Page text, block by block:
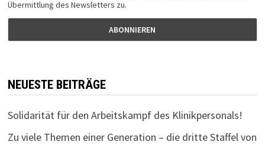
Übermittlung des Newsletters zu.
NEUESTE BEITRÄGE
Solidarität für den Arbeitskampf des Klinikpersonals!
Zu viele Themen einer Generation – die dritte Staffel von